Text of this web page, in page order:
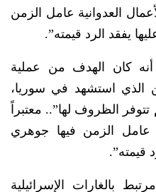
العدوانية عامل الزمن
يفقد الرد قيمته”.
كان الهدف من عملية
استشهد في سوريا،
الظروف لها”.. معتبراً
عامل الزمن فيها جوهري
قيمته”.
بالغارات الإسرائيلية